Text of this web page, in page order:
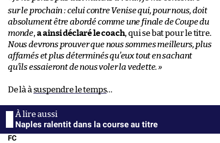
sur le prochain : celui contre Venise qui, pour nous, doit
absolument être abordé comme une finale de Coupe du
monde, a ainsi déclaré le coach, qui se bat pour le titre.
Nous devrons prouver que nous sommes meilleurs, plus
affamés et plus déterminés qu’eux tout en sachant
qu’ils essaieront de nous voler la vedette.»
De là à suspendre le temps…
Naples ralentit dans la course au titre
FC